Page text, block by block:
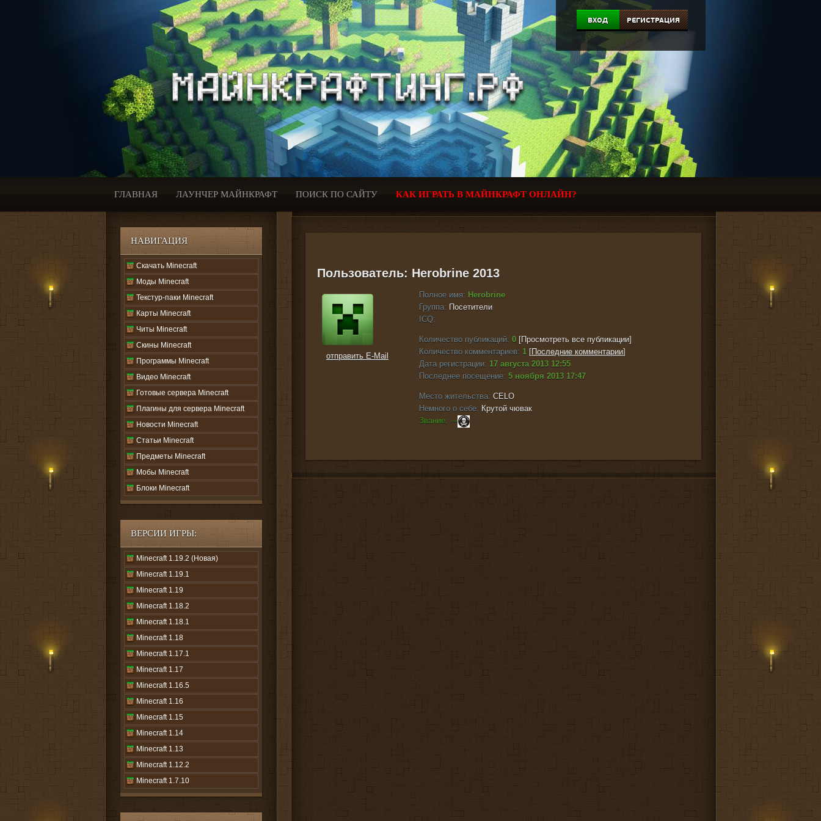
ВХОД РЕГИСТРАЦИЯ
ГЛАВНАЯ ЛАУНЧЕР МАЙНКРАФТ ПОИСК ПО САЙТУ КАК ИГРАТЬ В МАЙНКРАФТ ОНЛАЙН?
НАВИГАЦИЯ
Скачать Minecraft
Моды Minecraft
Текстур-паки Minecraft
Карты Minecraft
Читы Minecraft
Скины Minecraft
Программы Minecraft
Видео Minecraft
Готовые сервера Minecraft
Плагины для сервера Minecraft
Новости Minecraft
Статьи Minecraft
Предметы Minecraft
Мобы Minecraft
Блоки Minecraft
ВЕРСИИ ИГРЫ:
Minecraft 1.19.2 (Новая)
Minecraft 1.19.1
Minecraft 1.19
Minecraft 1.18.2
Minecraft 1.18.1
Minecraft 1.18
Minecraft 1.17.1
Minecraft 1.17
Minecraft 1.16.5
Minecraft 1.16
Minecraft 1.15
Minecraft 1.14
Minecraft 1.13
Minecraft 1.12.2
Minecraft 1.7.10
Пользователь: Herobrine 2013
отправить E-Mail
Полное имя: Herobrine
Группа: Посетители
ICQ:
Количество публикаций: 0 [Просмотреть все публикации]
Количество комментариев: 1 [Последние комментарии]
Дата регистрации: 17 августа 2013 12:55
Последнее посещение: 5 ноября 2013 17:47
Место жительства: CELO
Немного о себе: Крутой чювак
Звание: ---